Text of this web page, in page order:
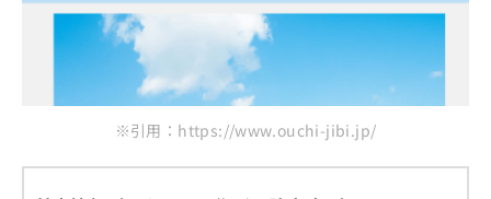
※引用：https://www.ouchi-jibi.jp/